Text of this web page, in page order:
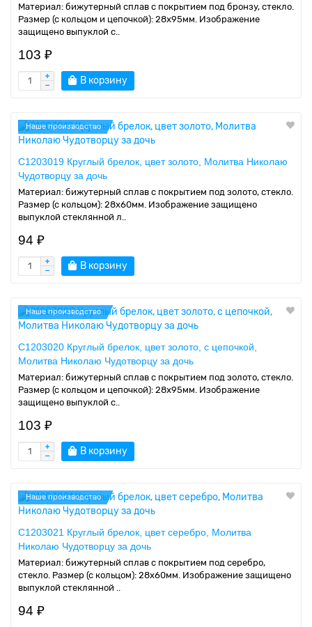
Материал: бижутерный сплав с покрытием под бронзу, стекло.
Размер (с кольцом и цепочкой): 28х95мм. Изображение
защищено выпуклой с..
103 ₽
В корзину
Наше производство
C1203019 Круглый брелок, цвет золото, Молитва Николаю
Чудотворцу за дочь
Материал: бижутерный сплав с покрытием под золото, стекло.
Размер (с кольцом): 28х60мм. Изображение защищено
выпуклой стеклянной л..
94 ₽
В корзину
Наше производство
C1203020 Круглый брелок, цвет золото, с цепочкой,
Молитва Николаю Чудотворцу за дочь
Материал: бижутерный сплав с покрытием под золото, стекло.
Размер (с кольцом и цепочкой): 28х95мм. Изображение
защищено выпуклой с..
103 ₽
В корзину
Наше производство
C1203021 Круглый брелок, цвет серебро, Молитва
Николаю Чудотворцу за дочь
Материал: бижутерный сплав с покрытием под серебро,
стекло. Размер (с кольцом): 28х60мм. Изображение защищено
выпуклой стеклянной ..
94 ₽